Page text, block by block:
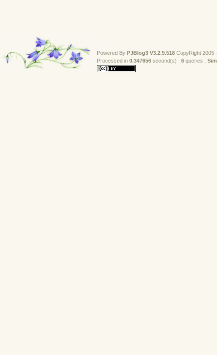
Powered By PJBlog3 V3.2.9.518 CopyRight 2005
Processed in 0.347656 second(s) , 6 queries ,